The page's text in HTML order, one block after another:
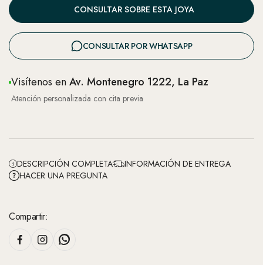
CONSULTAR SOBRE ESTA JOYA
CONSULTAR POR WHATSAPP
Visítenos enAv. Montenegro 1222, La Paz
Atención personalizada con cita previa
DESCRIPCIÓN COMPLETA
INFORMACIÓN DE ENTREGA
HACER UNA PREGUNTA
Compartir: